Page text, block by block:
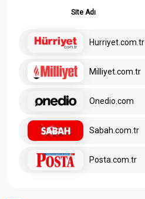
Site Adı
Hurriyet.com.tr
Milliyet.com.tr
Onedio.com
Sabah.com.tr
Posta.com.tr